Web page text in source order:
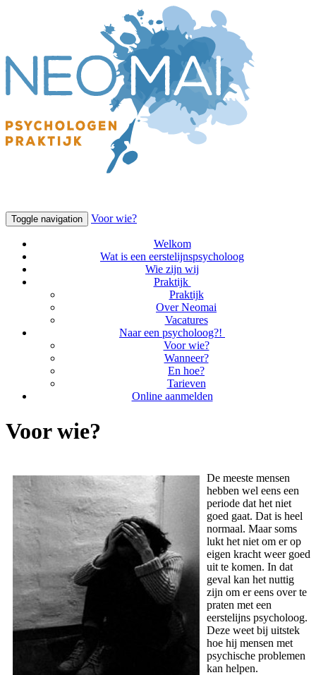
Toggle navigation Voor wie?
Welkom
Wat is een eerstelijnspsycholoog
Wie zijn wij
Praktijk
Praktijk
Over Neomai
Vacatures
Naar een psycholoog?!
Voor wie?
Wanneer?
En hoe?
Tarieven
Online aanmelden
Voor wie?
De meeste mensen
hebben wel eens een
periode dat het niet
goed gaat. Dat is heel
normaal. Maar soms
lukt het niet om er op
eigen kracht weer goed
uit te komen. In dat
geval kan het nuttig
zijn om er eens over te
praten met een
eerstelijns psycholoog.
Deze weet bij uitstek
hoe hij mensen met
psychische problemen
kan helpen.